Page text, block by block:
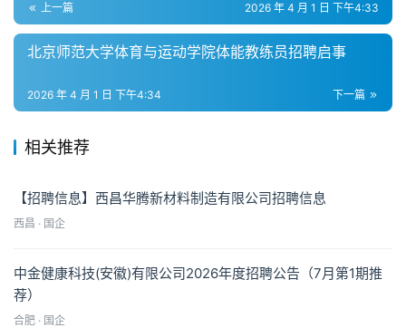
上一篇 2026 年 4 月 1 日 下午4:33
北京师范大学体育与运动学院体能教练员招聘启事
下一篇
2026 年 4 月 1 日 下午4:34
相关推荐
【招聘信息】西昌华腾新材料制造有限公司招聘信息
西昌 · 国企
中金健康科技(安徽)有限公司2026年度招聘公告（7月第1期推
荐）
合肥 · 国企